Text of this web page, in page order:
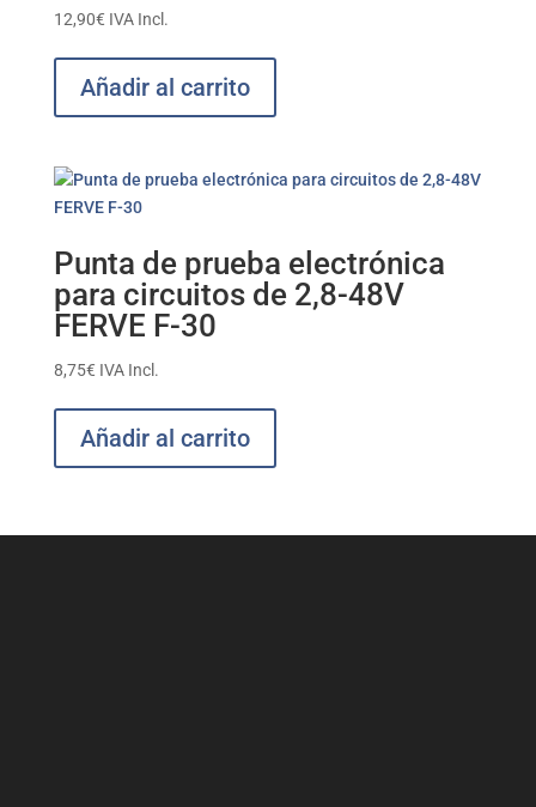
12,90€ IVA Incl.
Añadir al carrito
Punta de prueba electrónica
para circuitos de 2,8-48V
FERVE F-30
8,75€ IVA Incl.
Añadir al carrito